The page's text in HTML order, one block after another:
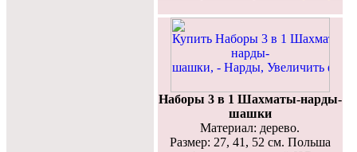
Наборы 3 в 1 Шахматы-нарды-
шашки
Материал: дерево.
Размер: 27, 41, 52 см. Польша